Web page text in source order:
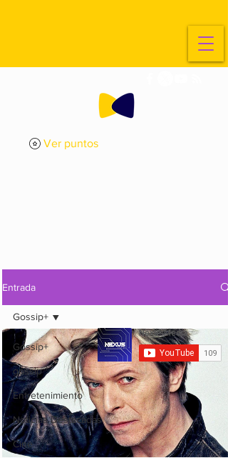
Ver puntos
Entrada
Gossip+
gossip
Entretenimiento
Noticias Destacadas
Cine
Gossip+